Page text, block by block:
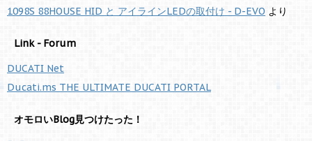
1098S 88HOUSE HID と アイラインLEDの取付け - D-EVO より
Link - Forum
DUCATI Net
Ducati.ms THE ULTIMATE DUCATI PORTAL
オモロいBlog見つけたった！